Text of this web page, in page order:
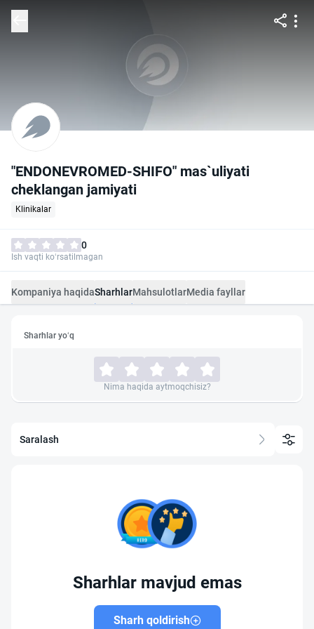
"ENDONEVROMED-SHIFO" mas`uliyati
cheklangan jamiyati
Klinikalar
0
Ish vaqti ko‘rsatilmagan
Kompaniya haqidaSharhlarMahsulotlarMedia fayllar
Sharhlar yo‘q
Nima haqida aytmoqchisiz?
Saralash
Sharhlar mavjud emas
Sharh qoldirish